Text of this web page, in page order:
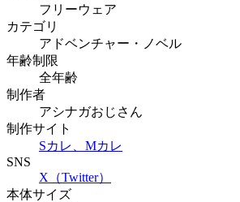
フリーウェア
カテゴリ
アドベンチャー・ノベル
年齢制限
全年齢
制作者
アシナガおじさん
制作サイト
Sカレ、Mカレ
SNS
X（Twitter）
本体サイズ